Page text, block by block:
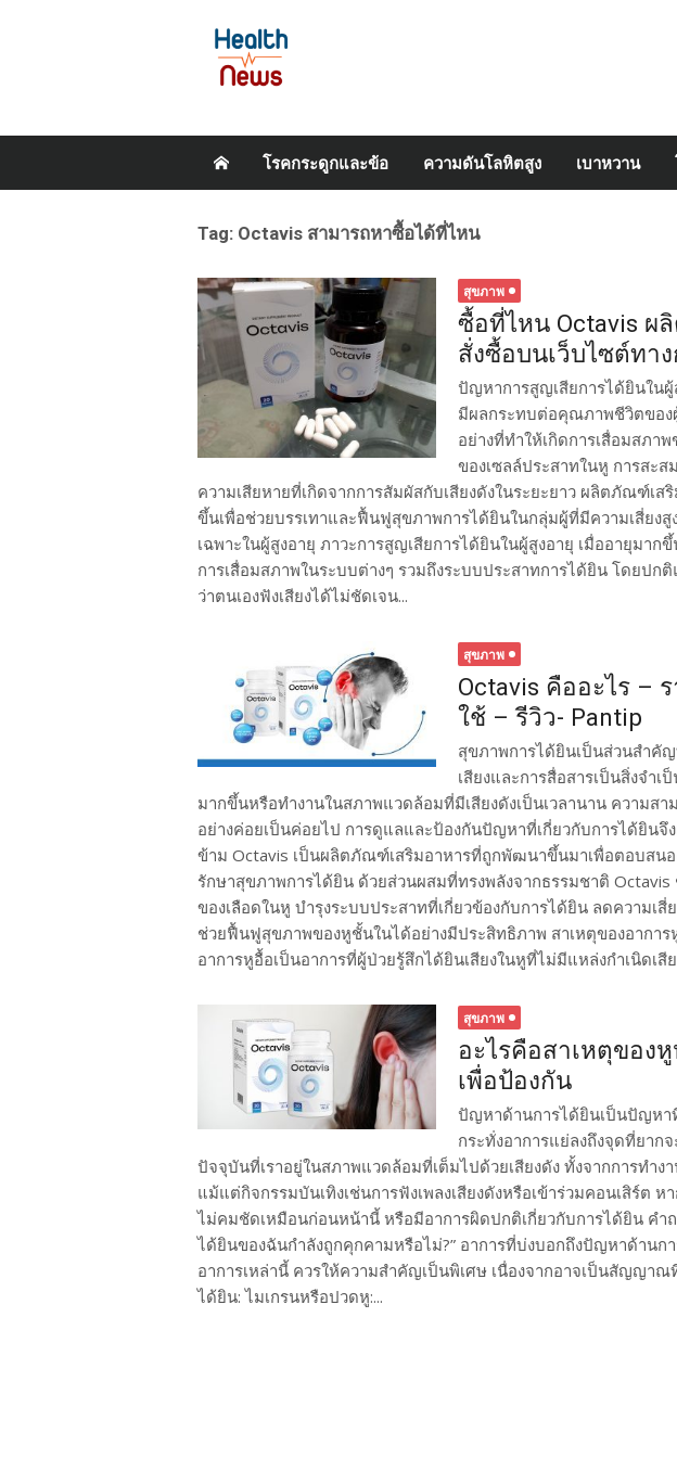
โรคกระดูกและข้อ ความดันโลหิตสูง เบาหวาน
Tag: Octavis สามารถหาซื้อได้ที่ไหน
สุขภาพ
ซื้อที่ไหน Octavis ผ
สั่งซื้อบนเว็บไซต์ทา
ปัญหาการสูญเสียการได้ยินในผู้
มีผลกระทบต่อคุณภาพชีวิตของ
อย่างที่ทำให้เกิดการเสื่อมสภา
ของเซลล์ประสาทในหู การสะ
ความเสียหายที่เกิดจากการสัมผัสกับเสียงดังในระยะยาว ผลิตภัณฑ์เ
ขึ้นเพื่อช่วยบรรเทาและฟื้นฟูสุขภาพการได้ยินในกลุ่มผู้ที่มีความเสี่ยง
เฉพาะในผู้สูงอายุ ภาวะการสูญเสียการได้ยินในผู้สูงอายุ เมื่ออายุมาก
การเสื่อมสภาพในระบบต่างๆ รวมถึงระบบประสาทการได้ยิน โดยปกติ
ว่าตนเองฟังเสียงได้ไม่ชัดเจน...
สุขภาพ
Octavis คืออะไร –
ใช้ – รีวิว- Pantip
สุขภาพการได้ยินเป็นส่วนสำ
เสียงและการสื่อสารเป็นสิ่งจำเ
มากขึ้นหรือทำงานในสภาพแวดล้อมที่มีเสียงดังเป็นเวลานาน ความสา
อย่างค่อยเป็นค่อยไป การดูแลและป้องกันปัญหาที่เกี่ยวกับการได้ยินจึ
ข้าม Octavis เป็นผลิตภัณฑ์เสริมอาหารที่ถูกพัฒนาขึ้นมาเพื่อตอบสนอ
รักษาสุขภาพการได้ยิน ด้วยส่วนผสมที่ทรงพลังจากธรรมชาติ Octavis
ของเลือดในหู บำรุงระบบประสาทที่เกี่ยวข้องกับการได้ยิน ลดความเ
ช่วยฟื้นฟูสุขภาพของหูชั้นในได้อย่างมีประสิทธิภาพ สาเหตุของอากา
อาการหูอื้อเป็นอาการที่ผู้ป่วยรู้สึกได้ยินเสียงในหูที่ไม่มีแหล่งกำเนิดเสี
สุขภาพ
อะไรคือสาเหตุของ
เพื่อป้องกัน
ปัญหาด้านการได้ยินเป็นปัญห
กระทั่งอาการแย่ลงถึงจุดที่ยาก
ปัจจุบันที่เราอยู่ในสภาพแวดล้อมที่เต็มไปด้วยเสียงดัง ทั้งจากการทำง
แม้แต่กิจกรรมบันเทิงเช่นการฟังเพลงเสียงดังหรือเข้าร่วมคอนเสิร์ต
ไม่คมชัดเหมือนก่อนหน้านี้ หรือมีอาการผิดปกติเกี่ยวกับการได้ยิน คำถ
ได้ยินของฉันกำลังถูกคุกคามหรือไม่?” อาการที่บ่งบอกถึงปัญหาด้าน
อาการเหล่านี้ ควรให้ความสำคัญเป็นพิเศษ เนื่องจากอาจเป็นสัญญา
ได้ยิน: ไมเกรนหรือปวดหู:...